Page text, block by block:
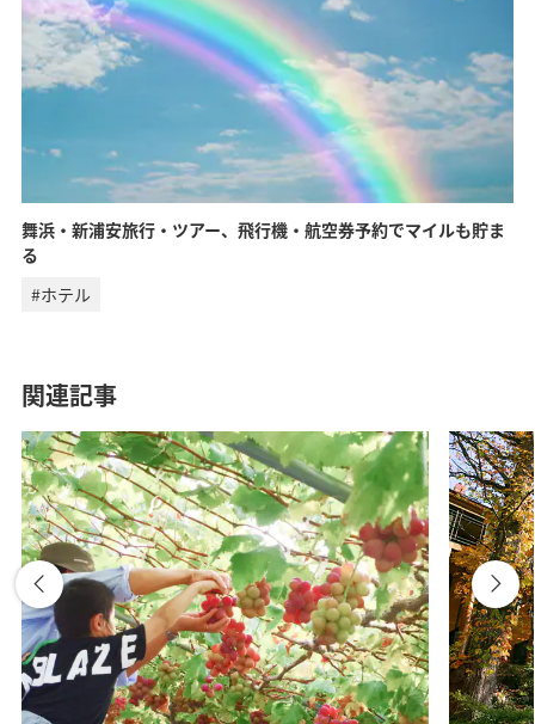
舞浜・新浦安旅行・ツアー、飛行機・航空券予約でマイルも貯ま
る
#ホテル
関連記事